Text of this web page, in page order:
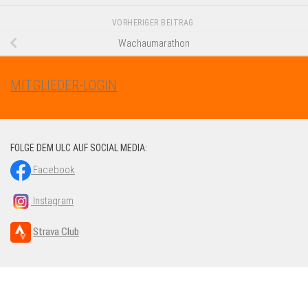
VORHERIGER BEITRAG
Wachaumarathon
MITGLIEDER-LOGIN
FOLGE DEM ULC AUF SOCIAL MEDIA:
Facebook
Instagram
Strava Club